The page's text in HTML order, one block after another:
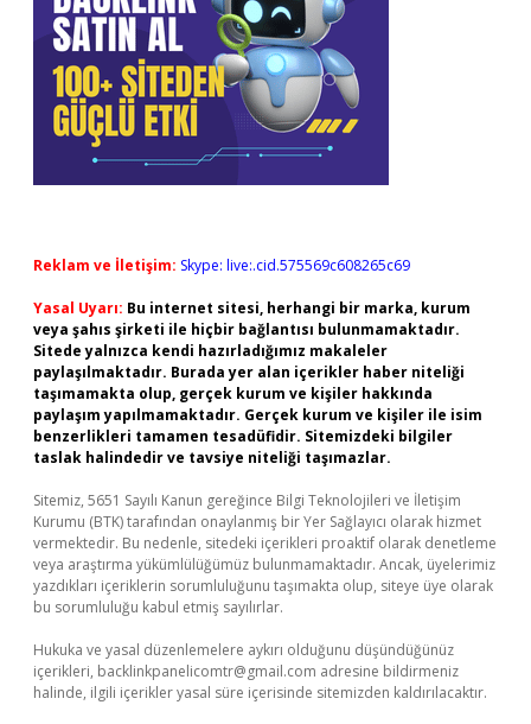
Reklam ve İletişim: Skype: live:.cid.575569c608265c69
Yasal Uyarı: Bu internet sitesi, herhangi bir marka, kurum
veya şahıs şirketi ile hiçbir bağlantısı bulunmamaktadır.
Sitede yalnızca kendi hazırladığımız makaleler
paylaşılmaktadır. Burada yer alan içerikler haber niteliği
taşımamakta olup, gerçek kurum ve kişiler hakkında
paylaşım yapılmamaktadır. Gerçek kurum ve kişiler ile isim
benzerlikleri tamamen tesadüfidir. Sitemizdeki bilgiler
taslak halindedir ve tavsiye niteliği taşımazlar.
Sitemiz, 5651 Sayılı Kanun gereğince Bilgi Teknolojileri ve İletişim
Kurumu (BTK) tarafından onaylanmış bir Yer Sağlayıcı olarak hizmet
vermektedir. Bu nedenle, sitedeki içerikleri proaktif olarak denetleme
veya araştırma yükümlülüğümüz bulunmamaktadır. Ancak, üyelerimiz
yazdıkları içeriklerin sorumluluğunu taşımakta olup, siteye üye olarak
bu sorumluluğu kabul etmiş sayılırlar.
Hukuka ve yasal düzenlemelere aykırı olduğunu düşündüğünüz
içerikleri, backlinkpanelicomtr@gmail.com adresine bildirmeniz
halinde, ilgili içerikler yasal süre içerisinde sitemizden kaldırılacaktır.